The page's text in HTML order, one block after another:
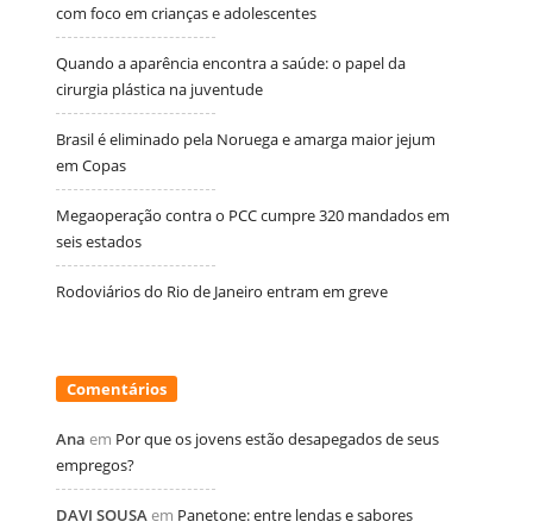
com foco em crianças e adolescentes
Quando a aparência encontra a saúde: o papel da
cirurgia plástica na juventude
Brasil é eliminado pela Noruega e amarga maior jejum
em Copas
Megaoperação contra o PCC cumpre 320 mandados em
seis estados
Rodoviários do Rio de Janeiro entram em greve
Comentários
Ana em Por que os jovens estão desapegados de seus
empregos?
DAVI SOUSA em Panetone: entre lendas e sabores